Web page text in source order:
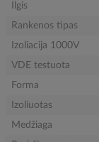
Ilgis
Rankenos tipas
Izoliacija 1000V
VDE testuota
Forma
Izoliuotas
Medžiaga